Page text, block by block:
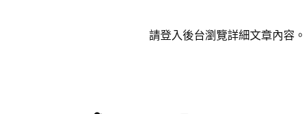
請登入後台瀏覽詳細文章內容。